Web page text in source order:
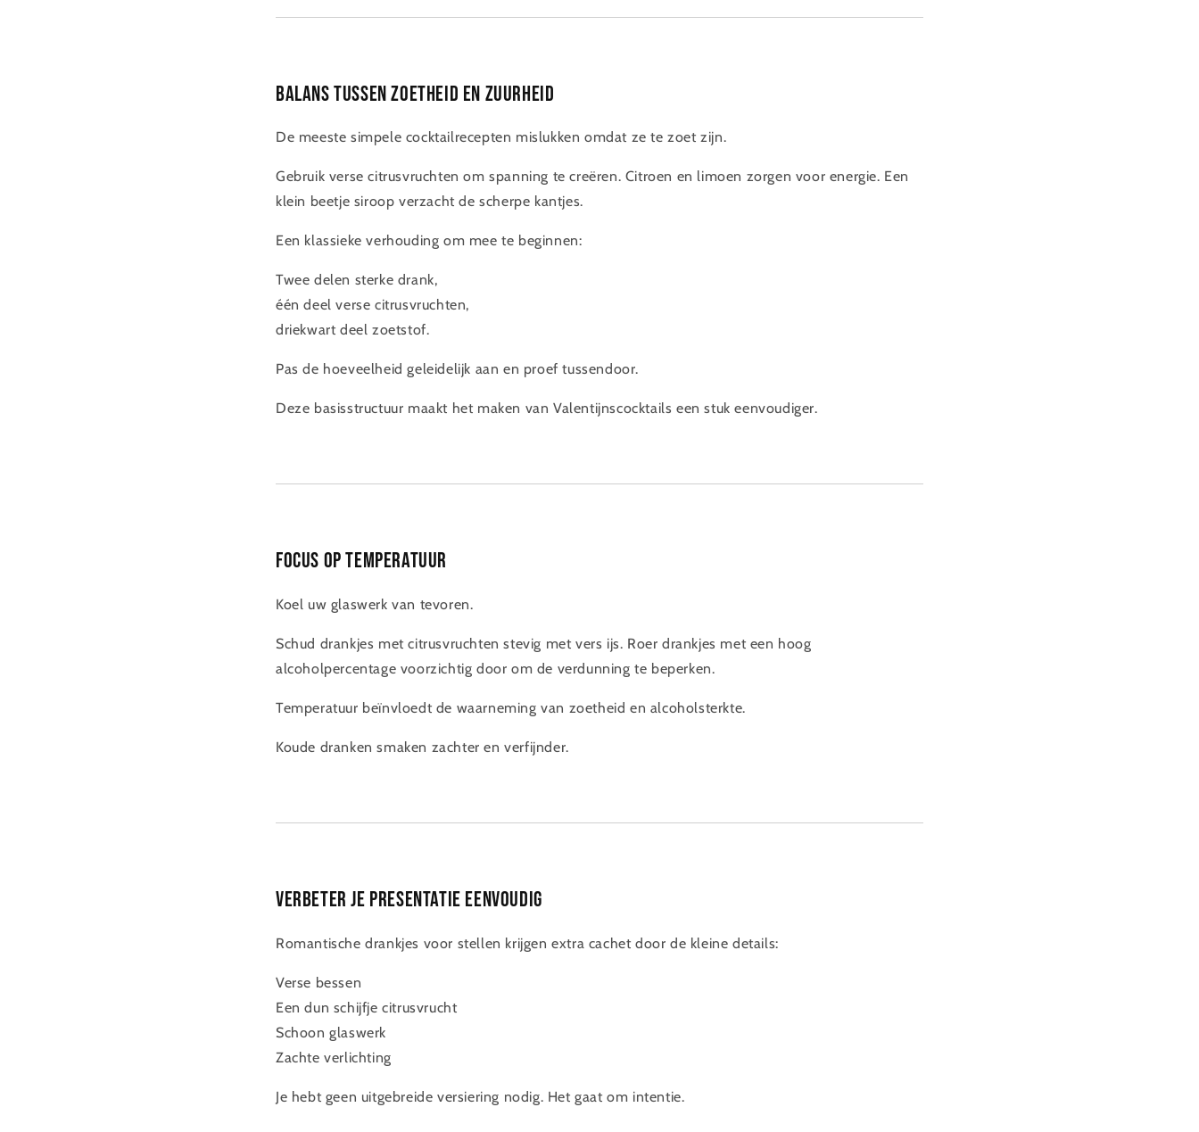
Balans tussen zoetheid en zuurheid
De meeste simpele cocktailrecepten mislukken omdat ze te zoet zijn.
Gebruik verse citrusvruchten om spanning te creëren. Citroen en limoen zorgen voor energie. Een
klein beetje siroop verzacht de scherpe kantjes.
Een klassieke verhouding om mee te beginnen:
Twee delen sterke drank,
één deel verse citrusvruchten,
driekwart deel zoetstof.
Pas de hoeveelheid geleidelijk aan en proef tussendoor.
Deze basisstructuur maakt het maken van Valentijnscocktails een stuk eenvoudiger.
Focus op temperatuur
Koel uw glaswerk van tevoren.
Schud drankjes met citrusvruchten stevig met vers ijs. Roer drankjes met een hoog
alcoholpercentage voorzichtig door om de verdunning te beperken.
Temperatuur beïnvloedt de waarneming van zoetheid en alcoholsterkte.
Koude dranken smaken zachter en verfijnder.
Verbeter je presentatie eenvoudig
Romantische drankjes voor stellen krijgen extra cachet door de kleine details:
Verse bessen
Een dun schijfje citrusvrucht
Schoon glaswerk
Zachte verlichting
Je hebt geen uitgebreide versiering nodig. Het gaat om intentie.